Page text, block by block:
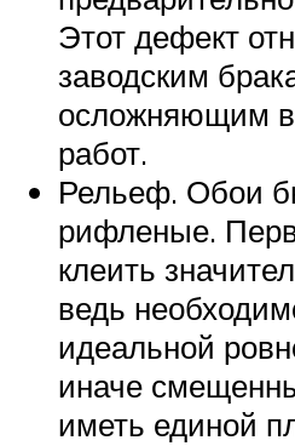
Этот дефект
заводским
осложняющим
работ.
Рельеф. Обои
рифленые.
клеить
ведь
идеальной
иначе
иметь единой